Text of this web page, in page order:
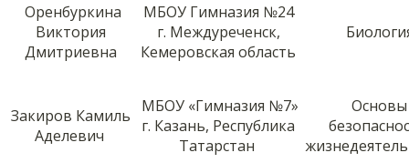
Оренбуркина
Виктория
Дмитриевна
МБОУ Гимназия №24
г. Междуреченск,
Кемеровская область
Закиров Камиль
Аделевич
МБОУ «Гимназия №7»
г. Казань, Республика
Татарстан
Основы